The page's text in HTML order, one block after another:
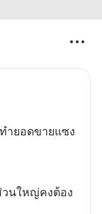
ำยอดขายแซง
วนใหญ่คงต้อง